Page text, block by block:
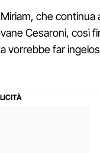
che continua
Cesaroni, così
vorrebbe far